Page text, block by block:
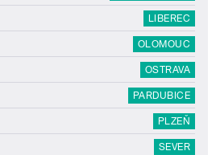
LIBEREC
OLOMOUC
OSTRAVA
PARDUBICE
PLZEŇ
SEVER